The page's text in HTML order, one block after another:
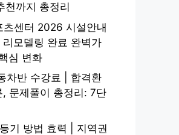
천까지 총정리
츠센터 2026 시설안내
리모델링 완료 완벽가
심 변화
차반 수강료 | 합격환
문제풀이 총정리: 7단
기 방법 효력 | 지역권